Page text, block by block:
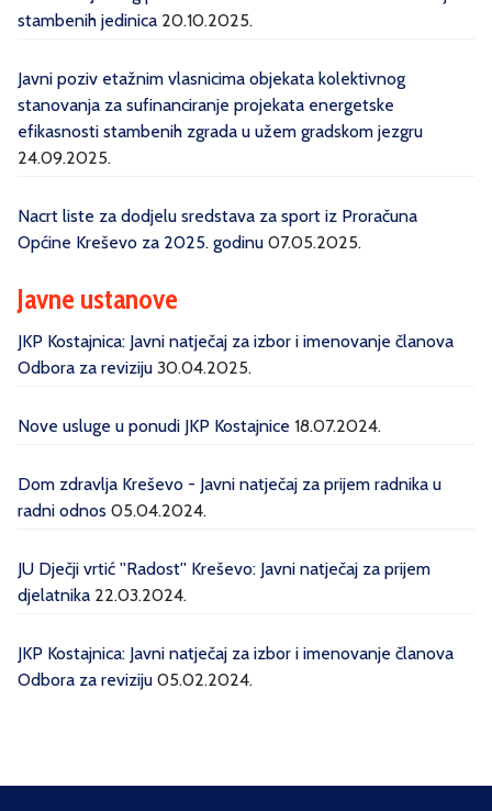
stambenih jedinica 20.10.2025.
Javni poziv etažnim vlasnicima objekata kolektivnog
stanovanja za sufinanciranje projekata energetske
efikasnosti stambenih zgrada u užem gradskom jezgru
24.09.2025.
Nacrt liste za dodjelu sredstava za sport iz Proračuna
Općine Kreševo za 2025. godinu 07.05.2025.
Javne ustanove
JKP Kostajnica: Javni natječaj za izbor i imenovanje članova
Odbora za reviziju 30.04.2025.
Nove usluge u ponudi JKP Kostajnice 18.07.2024.
Dom zdravlja Kreševo - Javni natječaj za prijem radnika u
radni odnos 05.04.2024.
JU Dječji vrtić ''Radost'' Kreševo: Javni natječaj za prijem
djelatnika 22.03.2024.
JKP Kostajnica: Javni natječaj za izbor i imenovanje članova
Odbora za reviziju 05.02.2024.